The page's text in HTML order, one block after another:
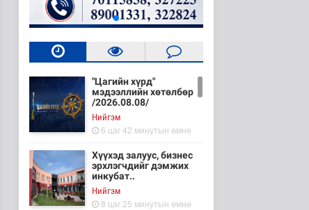
"Цагийн хүрд"
мэдээллийн хөтөлбөр
/2026.08.08/
Нийгэм
6 цаг 42 минутын өмнө
Хүүхэд залуус, бизнес
эрхлэгчдийг дэмжих
инкубат..
Нийгэм
8 цаг 25 минутын өмнө